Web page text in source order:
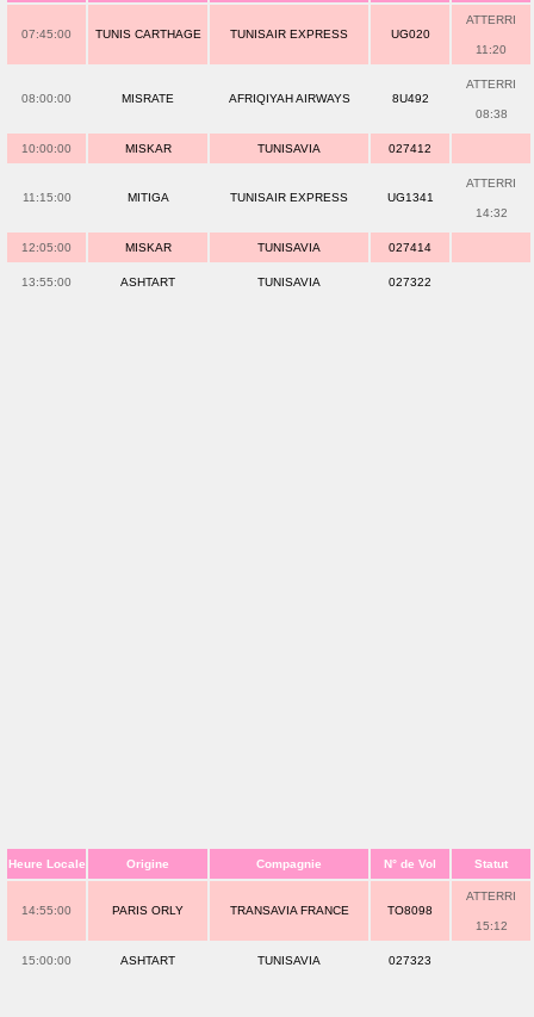
07:45:00 TUNIS CARTHAGE TUNISAIR EXPRESS UG020
ATTERRI
11:20
08:00:00 MISRATE AFRIQIYAH AIRWAYS 8U492
ATTERRI
08:38
10:00:00 MISKAR TUNISAVIA 027412
11:15:00 MITIGA TUNISAIR EXPRESS UG1341
ATTERRI
14:32
12:05:00 MISKAR TUNISAVIA 027414
13:55:00 ASHTART TUNISAVIA 027322
Heure Locale Origine Compagnie N° de Vol Statut
14:55:00 PARIS ORLY TRANSAVIA FRANCE TO8098
ATTERRI
15:12
15:00:00 ASHTART TUNISAVIA 027323